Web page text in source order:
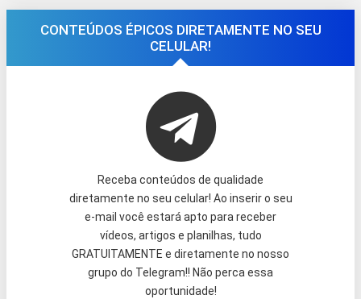
CONTEÚDOS ÉPICOS DIRETAMENTE NO SEU
CELULAR!
Receba conteúdos de qualidade
diretamente no seu celular! Ao inserir o seu
e-mail você estará apto para receber
vídeos, artigos e planilhas, tudo
GRATUITAMENTE e diretamente no nosso
grupo do Telegram!! Não perca essa
oportunidade!